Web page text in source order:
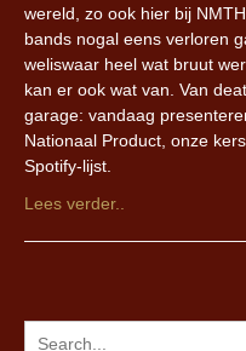
wereld, zo ook hier bij
bands nogal eens verloren
weliswaar heel wat bruut
kan er ook wat van. Van
garage: vandaag
Nationaal Product, onze
Spotify-lijst.
Lees verder..